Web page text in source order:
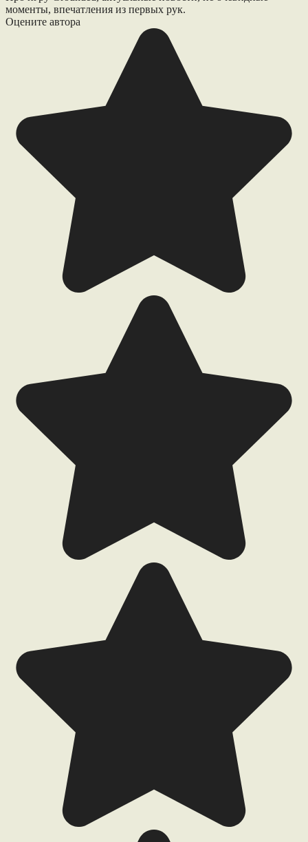
моменты, впечатления из первых рук.
Оцените автора